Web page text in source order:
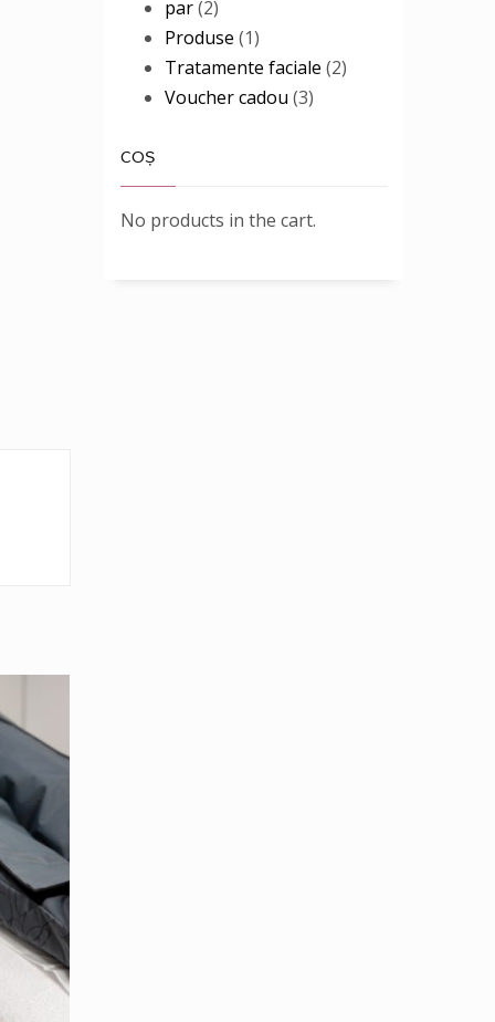
par 22
products
Produse 11
product
Tratamente faciale 22
Voucher cadou 33
COȘ
No products in the cart.